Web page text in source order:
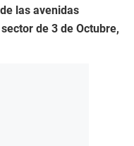
las avenidas
de 3 de Octubre,